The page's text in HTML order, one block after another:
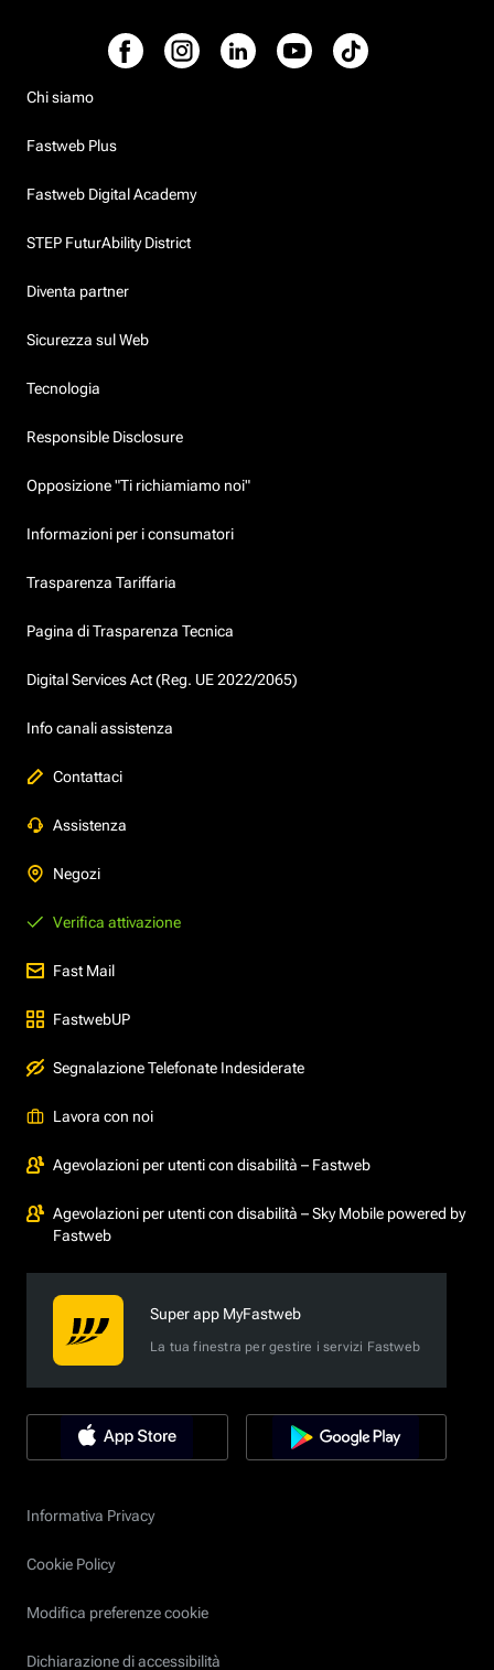
Chi siamo
Fastweb Plus
Fastweb Digital Academy
STEP FuturAbility District
Diventa partner
Sicurezza sul Web
Tecnologia
Responsible Disclosure
Opposizione "Ti richiamiamo noi"
Informazioni per i consumatori
Trasparenza Tariffaria
Pagina di Trasparenza Tecnica
Digital Services Act (Reg. UE 2022/2065)
Info canali assistenza
Contattaci
Assistenza
Negozi
Verifica attivazione
Fast Mail
FastwebUP
Segnalazione Telefonate Indesiderate
Lavora con noi
Agevolazioni per utenti con disabilità – Fastweb
Agevolazioni per utenti con disabilità – Sky Mobile powered by
Fastweb
Super app MyFastweb
La tua finestra per gestire i servizi Fastweb
Informativa Privacy
Cookie Policy
Modifica preferenze cookie
Dichiarazione di accessibilità